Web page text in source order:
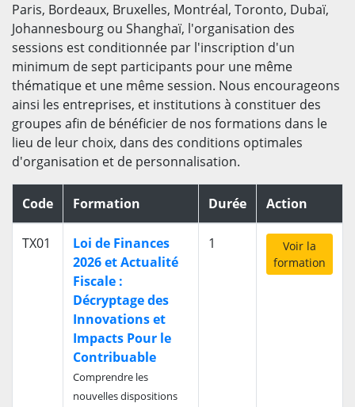
Paris, Bordeaux, Bruxelles, Montréal, Toronto, Dubaï,
Johannesbourg ou Shanghaï, l'organisation des
sessions est conditionnée par l'inscription d'un
minimum de sept participants pour une même
thématique et une même session. Nous encourageons
ainsi les entreprises, et institutions à constituer des
groupes afin de bénéficier de nos formations dans le
lieu de leur choix, dans des conditions optimales
d'organisation et de personnalisation.
Code Formation Durée Action
TX01
Loi de Finances
2026 et Actualité
Fiscale :
Décryptage des
Innovations et
Impacts Pour le
Contribuable
Comprendre les
nouvelles dispositions
1
Voir la
formation